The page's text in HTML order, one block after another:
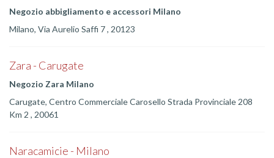
Negozio abbigliamento e accessori Milano
Milano, Via Aurelio Saffi 7 , 20123
Zara - Carugate
Negozio Zara Milano
Carugate, Centro Commerciale Carosello Strada Provinciale 208
Km 2 , 20061
Naracamicie - Milano